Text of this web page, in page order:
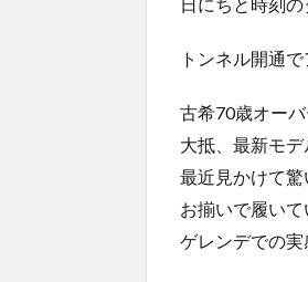
トンネル開通
古希70歳オー
大抵、最新モ
最近見かけて
お揃いで履い
ゲレンデでの実